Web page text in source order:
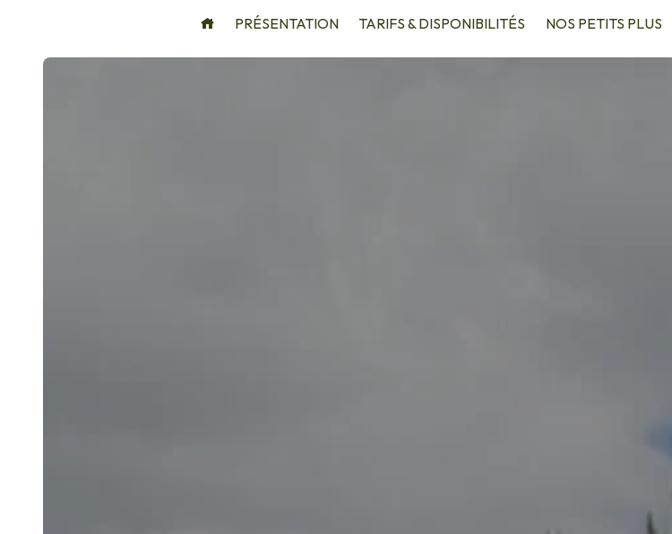
PRÉSENTATION TARIFS & DISPONIBILITÉS NOS PETITS PLUS